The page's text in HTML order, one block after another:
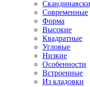
Современные
Форма
Высокие
Квадратные
Угловые
Низкие
Особенности
Встроенные
Из кладовки